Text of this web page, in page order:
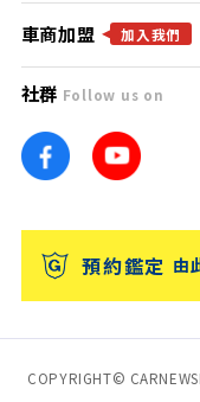
隱私權政策
團隊
車訊網
台灣優良中古車商大
找好車
找好店
找海外車
消費者評價
保固
合作夥伴
廣告合作
車商加盟 加入我們
社群 Follow us on
預約鑑定 由
COPYRIGHT©